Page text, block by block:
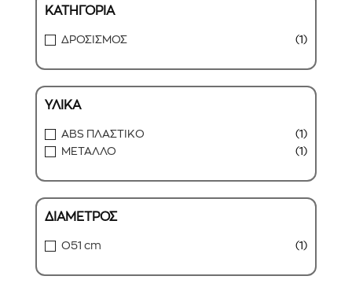
ΚΑΤΗΓΟΡΙΑ
ΔΡΟΣΙΣΜΟΣ (1)
ΥΛΙΚΑ
ABS ΠΛΑΣΤΙΚΟ
(1)
ΜΕΤΑΛΛΟ
(1)
ΔΙΑΜΕΤΡΟΣ
O51 cm (1)